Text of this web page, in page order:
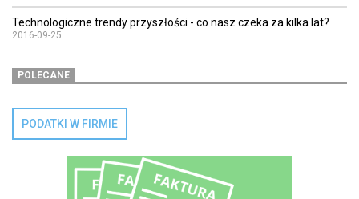
Technologiczne trendy przyszłości - co nasz czeka za kilka lat?
2016-09-25
POLECANE
PODATKI W FIRMIE